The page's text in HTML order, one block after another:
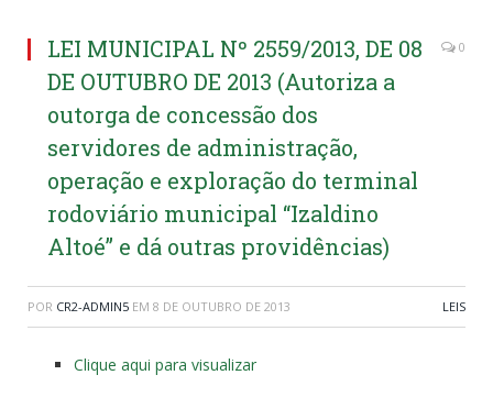
LEI MUNICIPAL Nº 2559/2013, DE 08
DE OUTUBRO DE 2013 (Autoriza a
outorga de concessão dos
servidores de administração,
operação e exploração do terminal
rodoviário municipal “Izaldino
Altoé” e dá outras providências)
0
POR CR2-ADMIN5 EM 8 DE OUTUBRO DE 2013 LEIS
Clique aqui para visualizar